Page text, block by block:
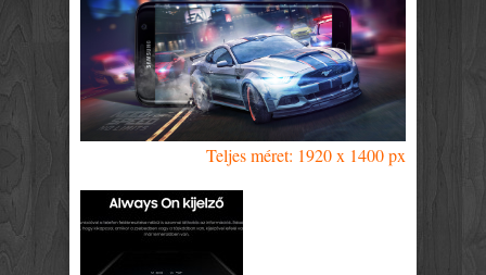
Teljes méret: 1920 x 1400 px